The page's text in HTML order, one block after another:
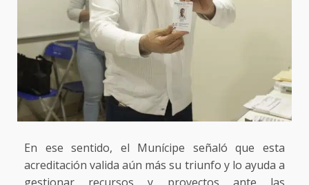
En ese sentido, el Munícipe señaló que esta
acreditación valida aún más su triunfo y lo ayuda a